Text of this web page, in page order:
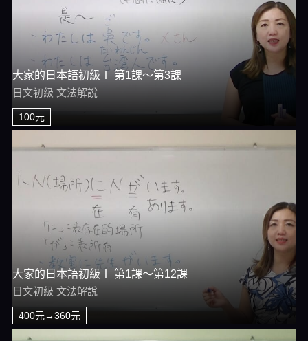
大家的日本語初級Ⅰ 第1課～第3課
日文初級 文法解說
100元
大家的日本語初級Ⅰ 第1課～第12課
日文初級 文法解說
400元→360元